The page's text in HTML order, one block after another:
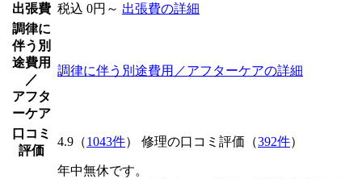
出張費 税込 0円～ 出張費の詳細
調律に
伴う別
途費用
／
アフタ
ーケア
調律に伴う別途費用／アフターケアの詳細
口コミ
評価
4.9（1043件） 修理の口コミ評価（392件）
年中無休です。